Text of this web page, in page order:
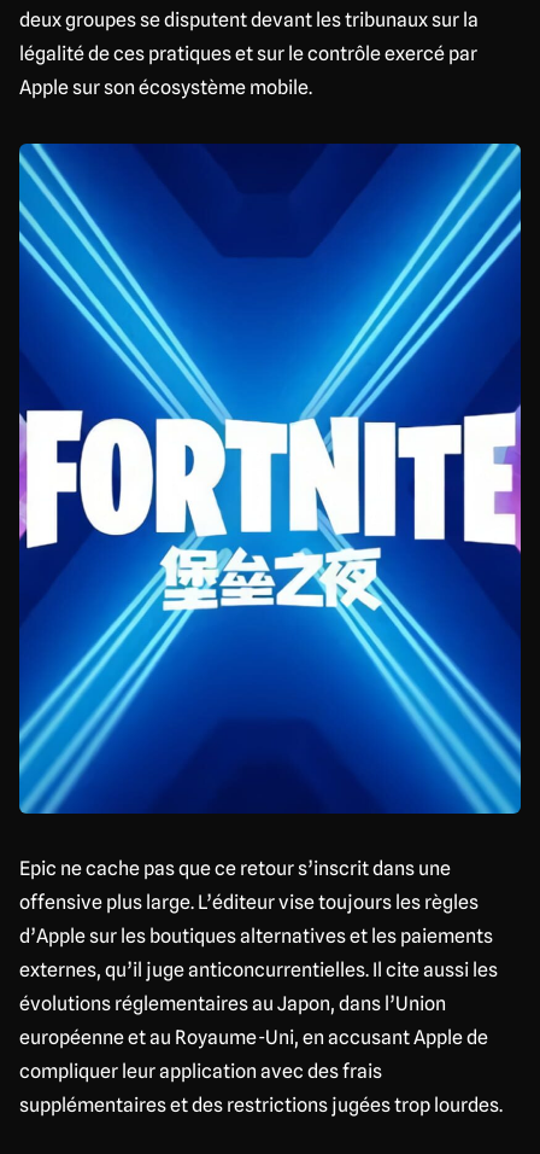
deux groupes se disputent devant les tribunaux sur la
légalité de ces pratiques et sur le contrôle exercé par
Apple sur son écosystème mobile.
Epic ne cache pas que ce retour s’inscrit dans une
offensive plus large. L’éditeur vise toujours les règles
d’Apple sur les boutiques alternatives et les paiements
externes, qu’il juge anticoncurrentielles. Il cite aussi les
évolutions réglementaires au Japon, dans l’Union
européenne et au Royaume-Uni, en accusant Apple de
compliquer leur application avec des frais
supplémentaires et des restrictions jugées trop lourdes.